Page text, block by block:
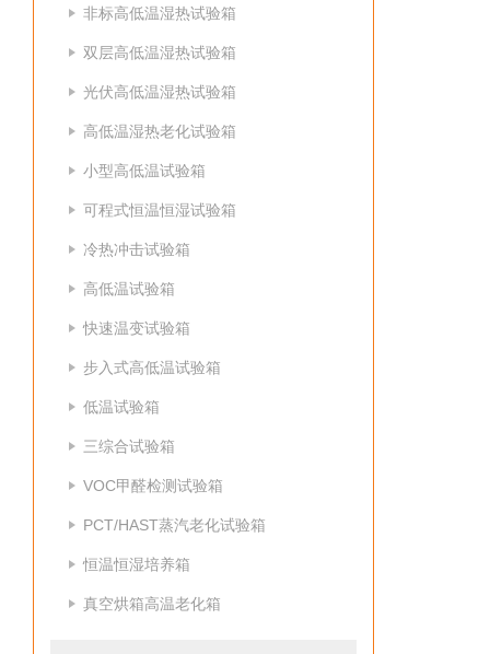
非标高低温湿热试验箱
双层高低温湿热试验箱
光伏高低温湿热试验箱
高低温湿热老化试验箱
小型高低温试验箱
可程式恒温恒湿试验箱
冷热冲击试验箱
高低温试验箱
快速温变试验箱
步入式高低温试验箱
低温试验箱
三综合试验箱
VOC甲醛检测试验箱
PCT/HAST蒸汽老化试验箱
恒温恒湿培养箱
真空烘箱高温老化箱